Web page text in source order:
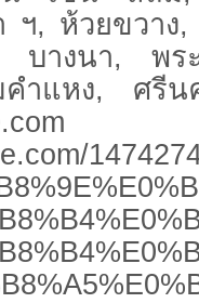
ฯ, ห้วยขวาง
บางนา, พร
คำแหง, ศ